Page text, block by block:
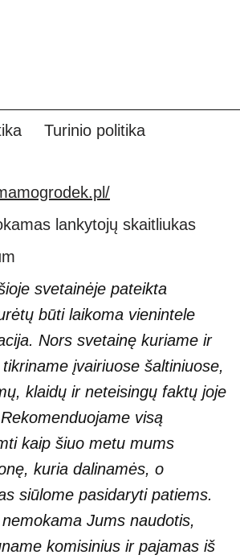
Turinio politika
svetainėje pateikta
būti laikoma vienintele
Nors svetainę kuriame ir
įvairiuose šaltiniuose,
klaidų ir neteisingų faktų joje
visą
kaip šiuo metu mums
kuria dalinamės, o
siūlome pasidaryti patiems.
Jums naudotis,
komisinius ir pajamas iš